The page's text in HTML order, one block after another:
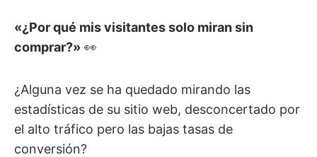
«¿Por qué mis visitantes solo miran sin
comprar?» 👀
¿Alguna vez se ha quedado mirando las
estadísticas de su sitio web, desconcertado por
el alto tráfico pero las bajas tasas de
conversión?